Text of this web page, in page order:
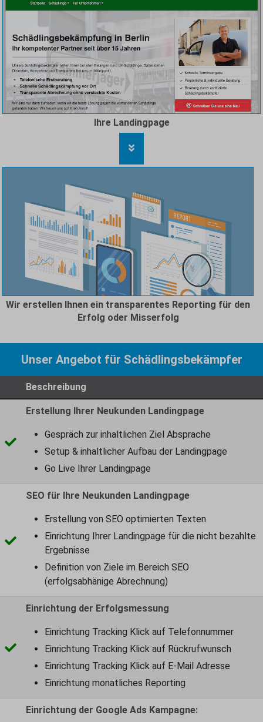
Ihre Landingpage
Wir erstellen Ihnen ein transparentes Reporting für den
Erfolg oder Misserfolg
Unser Angebot für Schädlingsbekämpfer
Beschreibung
Erstellung Ihrer Neukunden Landingpage
Gespräch zur inhaltlichen Ziel Absprache
Setup & inhaltlicher Aufbau der Landingpage
Go Live Ihrer Landingpage
SEO für Ihre Neukunden Landingpage
Erstellung von SEO optimierten Texten
Einrichtung Ihrer Landingpage für die nicht bezahlte
Ergebnisse
Definition von Ziele im Bereich SEO
(erfolgsabhänige Abrechnung)
Einrichtung der Erfolgsmessung
Einrichtung Tracking Klick auf Telefonnummer
Einrichtung Tracking Klick auf Rückrufwunsch
Einrichtung Tracking Klick auf E-Mail Adresse
Einrichtung monatliches Reporting
Einrichtung der Google Ads Kampagne: